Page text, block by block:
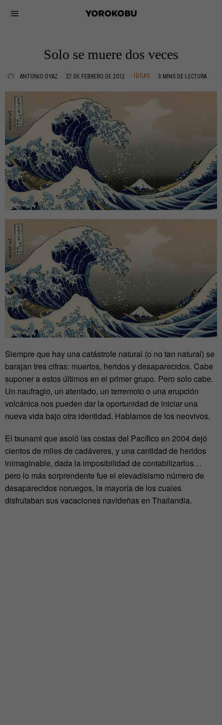
Solo se muere dos veces
ANTONIO DYAZ 27 DE FEBRERO DE 2012 IDEAS 3 MINS DE LECTURA
Siempre que hay una catástrofe natural (o no tan natural) se
barajan tres cifras: muertos, heridos y desaparecidos. Cabe
suponer a estos últimos en el primer grupo. Pero solo cabe.
Un naufragio, un atentado, un terremoto o una erupción
volcánica nos pueden dar la oportunidad de iniciar una
nueva vida bajo otra identidad. Hablamos de los neovivos.
El tsunami que asoló las costas del Pacífico en 2004 dejó
cientos de miles de cadáveres, y una cantidad de heridos
inimaginable, dada la imposibilidad de contabilizarlos…
pero lo más sorprendente fue el elevadísismo número de
desaparecidos noruegos, la mayoría de los cuales
disfrutaban sus vacaciones navideñas en Thailandia.